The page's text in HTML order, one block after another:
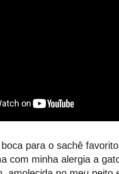
para o sachê
com minha alergia a